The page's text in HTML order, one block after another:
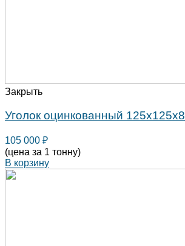
Закрыть
Уголок оцинкованный 125х125х8
105 000 ₽
(цена за 1 тонну)
В корзину